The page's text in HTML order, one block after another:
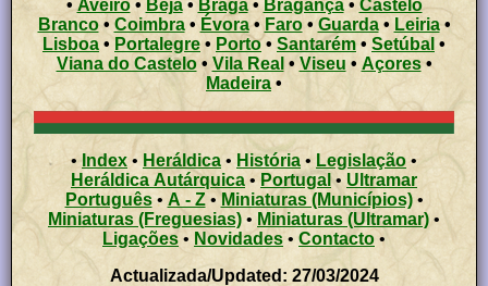
• Aveiro• Beja• Braga• Bragança• Castelo
Branco• Coimbra• Évora• Faro• Guarda• Leiria•
Lisboa • Portalegre • Porto• Santarém• Setúbal •
Viana do Castelo• Vila Real • Viseu • Açores •
Madeira •
•Index • Heráldica • História • Legislação •
Heráldica Autárquica •Portugal • Ultramar
Português• A - Z•Miniaturas (Municípios)•
Miniaturas (Freguesias) • Miniaturas (Ultramar) •
Ligações • Novidades• Contacto •
Actualizada/Updated: 27/03/2024